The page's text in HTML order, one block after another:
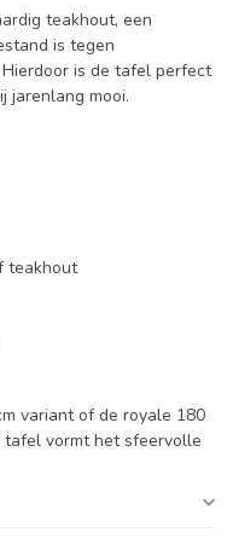
teakhout, een
is tegen
is de tafel perfect
jarenlang mooi.
teakhout
variant of de royale 180
tafel vormt het sfeervolle